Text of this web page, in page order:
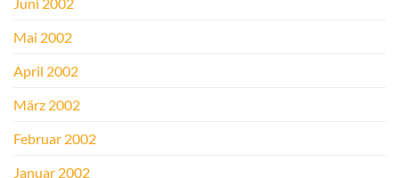
Mai 2002
April 2002
März 2002
Februar 2002
Januar 2002